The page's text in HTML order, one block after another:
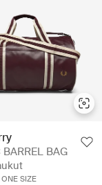
BAG
ONE SIZE